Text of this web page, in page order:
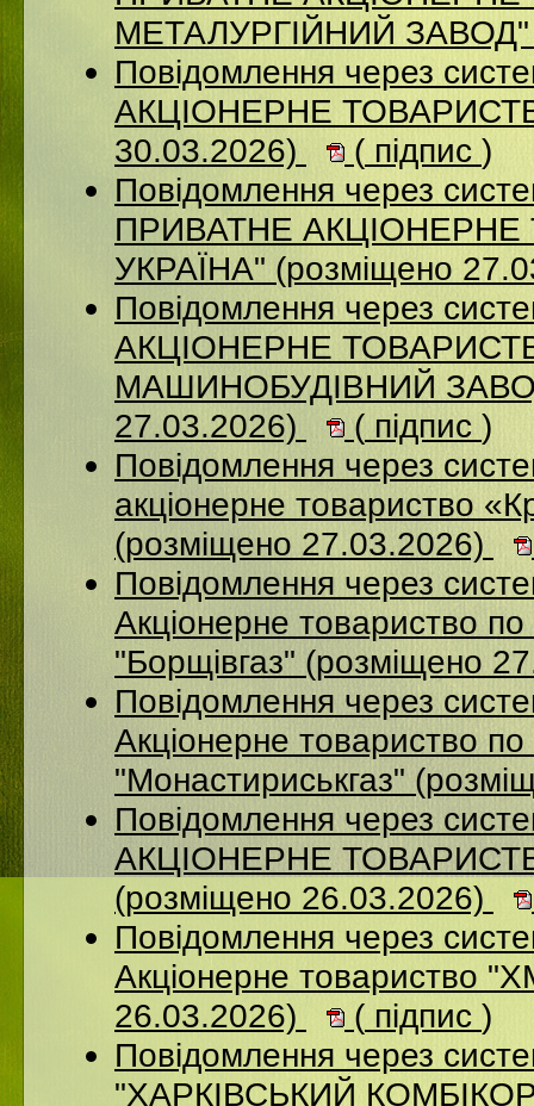
МЕТАЛУРГІЙНИЙ ЗАВОД"
Повідомлення через
АКЦІОНЕРНЕ
30.03.2026)
( підпис )
Повідомлення через
ПРИВАТНЕ
УКРАЇНА" (розміщено
Повідомлення через
АКЦІОНЕРНЕ
МАШИНОБУДІВНИЙ
27.03.2026)
( підпис )
Повідомлення через
акціонерне товариство
(розміщено 27.03.2026)
Повідомлення через
Акцiонерне товариство по
"Борщiвгаз" (розміщено
Повідомлення через
Акціонерне товариство по
"Монастириськгаз"
Повідомлення через
АКЦІОНЕРНЕ
(розміщено 26.03.2026)
Повідомлення через
Акціонерне
26.03.2026)
( підпис )
Повідомлення через
"ХАРКІВСЬКИЙ